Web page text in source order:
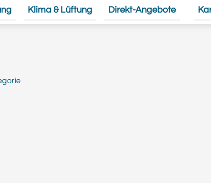
Klima & Lüftung Direkt-Angebote